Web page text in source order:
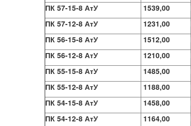
ПК 57-15-8 АтУ
1539,00
ПК 57-12-8 АтУ
1231,00
ПК 56-15-8 АтУ
1512,00
ПК 56-12-8 АтУ
1210,00
ПК 55-15-8 АтУ
1485,00
ПК 55-12-8 АтУ
1188,00
ПК 54-15-8 АтУ
1458,00
ПК 54-12-8 АтУ
1164,00